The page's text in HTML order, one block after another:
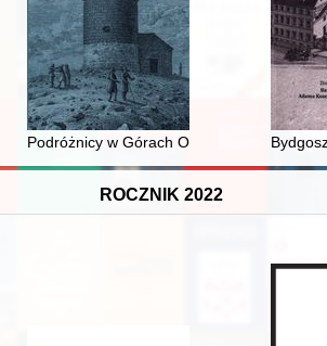
w latach 1945-1989
Podróżnicy w Górach Olbrzymich :
ROCZNIK 2022